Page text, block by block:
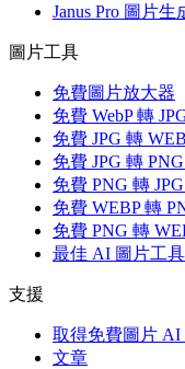
Janus Pro 圖片生
圖片工具
免費圖片放大器
免費 WebP 轉
免費 JPG 轉
免費 JPG 轉
免費 PNG 轉
免費 WEBP 轉
免費 PNG 轉
最佳 AI 圖片工具
支援
取得免費圖片 AI
文章